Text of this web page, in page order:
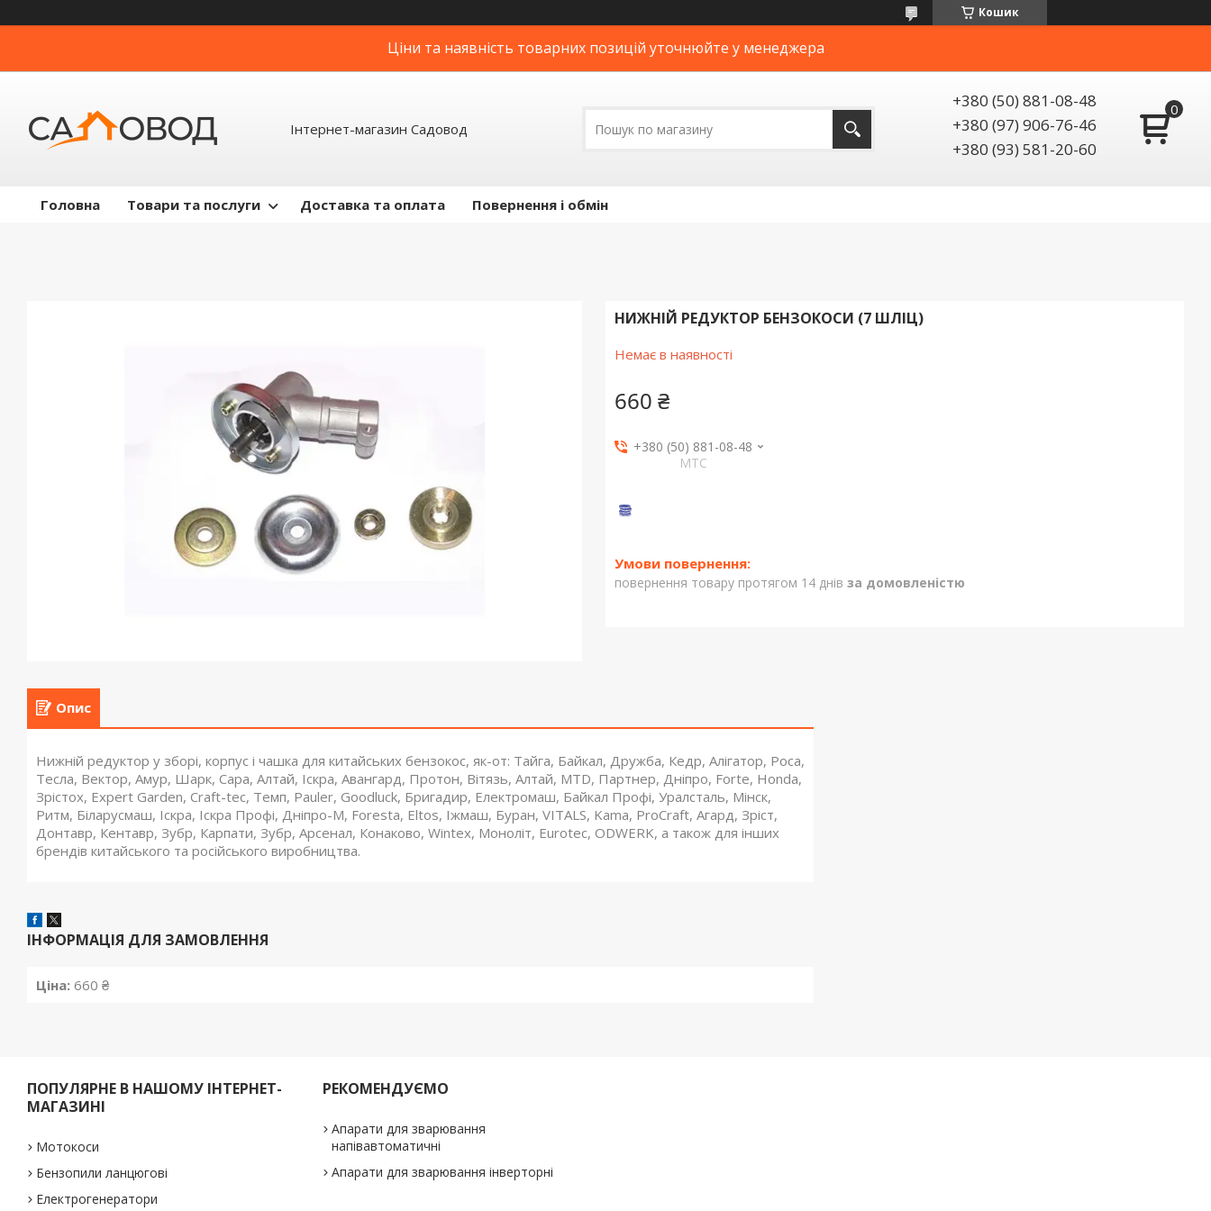
Кошик
Ціни та наявність товарних позицій уточнюйте у менеджера
Інтернет-магазин Садовод
+380 (50) 881-08-48
+380 (97) 906-76-46
+380 (93) 581-20-60
Головна Товари та послуги Доставка та оплата Повернення і обмін
НИЖНІЙ РЕДУКТОР БЕНЗОКОСИ (7 ШЛІЦ)
Немає в наявності
660 ₴
+380 (50) 881-08-48
МТС
повернення товару протягом 14 днів за домовленістю
Опис
Нижній редуктор у зборі, корпус і чашка для китайських бензокос, як-от: Тайга, Байкал, Дружба, Кедр, Алігатор, Роса,
Тесла, Вектор, Амур, Шарк, Сара, Алтай, Іскра, Авангард, Протон, Вітязь, Алтай, MTD, Партнер, Дніпро, Forte, Honda,
Зрістох, Expert Garden, Craft-tec, Темп, Pauler, Goodluck, Бригадир, Електромаш, Байкал Профі, Уралсталь, Мінск,
Ритм, Біларусмаш, Іскра, Іскра Профі, Дніпро-М, Foresta, Eltos, Іжмаш, Буран, VITALS, Kama, ProCraft, Агард, Зріст,
Донтавр, Кентавр, Зубр, Карпати, Зубр, Арсенал, Конаково, Wintex, Моноліт, Eurotec, ODWERK, а також для інших
брендів китайського та російського виробництва.
ІНФОРМАЦІЯ ДЛЯ ЗАМОВЛЕННЯ
Ціна: 660 ₴
ПОПУЛЯРНЕ В НАШОМУ ІНТЕРНЕТ-
МАГАЗИНІ
Мотокоси
Бензопили ланцюгові
Електрогенератори
РЕКОМЕНДУЄМО
Апарати для зварювання
напівавтоматичні
Апарати для зварювання інверторні